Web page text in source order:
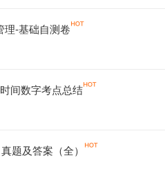
理-基础自测卷
间数字考点总结
题及答案（全）